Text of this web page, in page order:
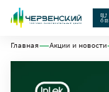
Главная Акции и новости